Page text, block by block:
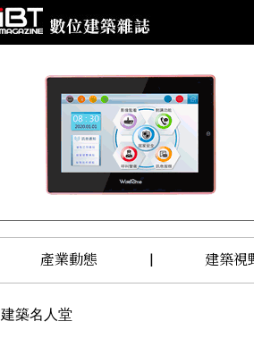
產業動態 | 建築視
建築名人堂